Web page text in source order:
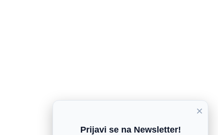
×
Prijavi se na Newsletter!